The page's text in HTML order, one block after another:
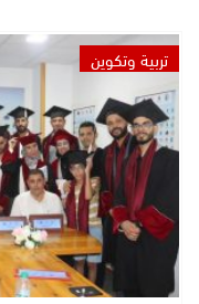
تربية وتكوين